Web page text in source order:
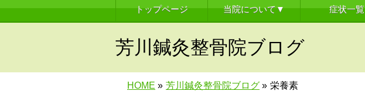
トップページ 当院について▼ 症状一覧
芳川鍼灸整骨院ブログ
HOME » 芳川鍼灸整骨院ブログ » 栄養素